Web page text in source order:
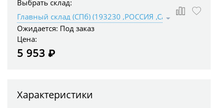
Выбрать склад:
Ожидается: Под заказ
Цена:
5 953 ₽
Характеристики